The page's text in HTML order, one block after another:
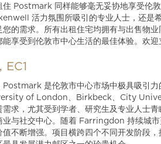
住 Postmark 同样能够毫无妥协地享受伦
活力氛围所吸引的专业人士，还是
的需求。所有出租住宅均拥有与出售物
享受到伦敦市中心生活的最佳体验。欢
Postmark 是伦敦市中心市场中极具吸引
of London、Birkbeck、City
求，尤其受到学者、研究生及专业人士
业与社交中心。随着 Farringdon 持续城
不断增强。项目横跨四个不同开发阶段